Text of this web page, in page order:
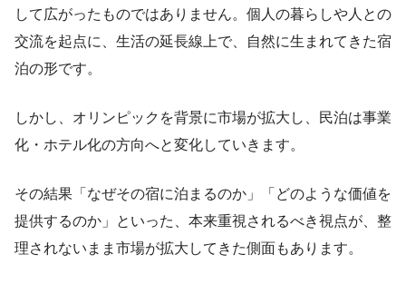
して広がったものではありません。個人の暮らしや人との
交流を起点に、生活の延長線上で、自然に生まれてきた宿
泊の形です。
しかし、オリンピックを背景に市場が拡大し、民泊は事業
化・ホテル化の方向へと変化していきます。
その結果「なぜその宿に泊まるのか」「どのような価値を
提供するのか」といった、本来重視されるべき視点が、整
理されないまま市場が拡大してきた側面もあります。